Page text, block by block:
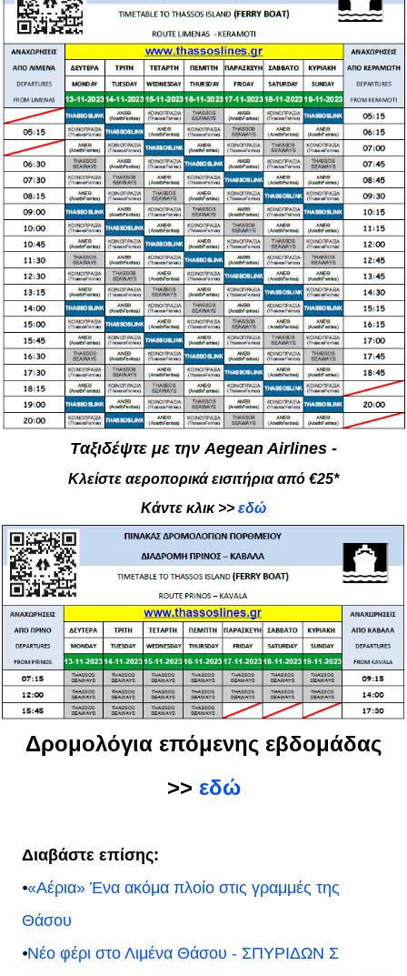
Tαξιδέψτε με την Aegean Airlines -
Κλείστε αεροπορικά εισιτήρια από €25*
Κάντε κλικ >> εδώ
Δρομολόγια επόμενης εβδομάδας
>> εδώ
Διαβάστε επίσης:
⦁«Αέρια» Ένα ακόμα πλοίο στις γραμμές της
Θάσου
⦁Νέο φέρι στο Λιμένα Θάσου - ΣΠΥΡΙΔΩΝ Σ